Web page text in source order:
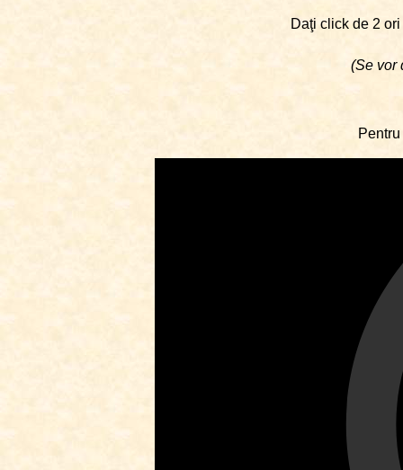
Daţi click de 2
(Se vor